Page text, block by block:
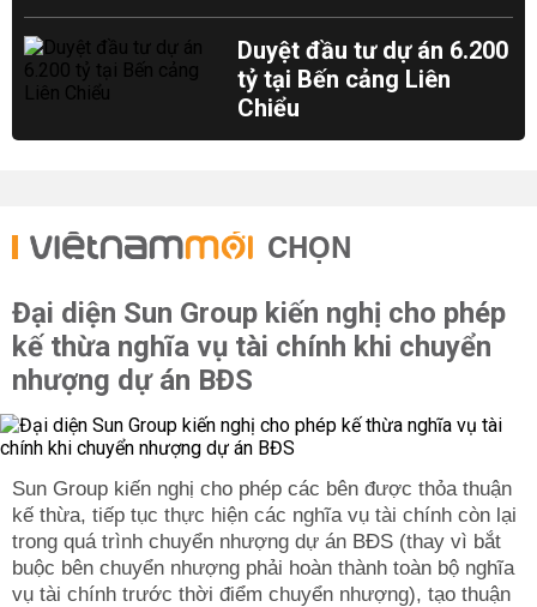
Duyệt đầu tư dự án 6.200
tỷ tại Bến cảng Liên
Chiểu
CHỌN
Đại diện Sun Group kiến nghị cho phép
kế thừa nghĩa vụ tài chính khi chuyển
nhượng dự án BĐS
Sun Group kiến nghị cho phép các bên được thỏa thuận
kế thừa, tiếp tục thực hiện các nghĩa vụ tài chính còn lại
trong quá trình chuyển nhượng dự án BĐS (thay vì bắt
buộc bên chuyển nhượng phải hoàn thành toàn bộ nghĩa
vụ tài chính trước thời điểm chuyển nhượng), tạo thuận